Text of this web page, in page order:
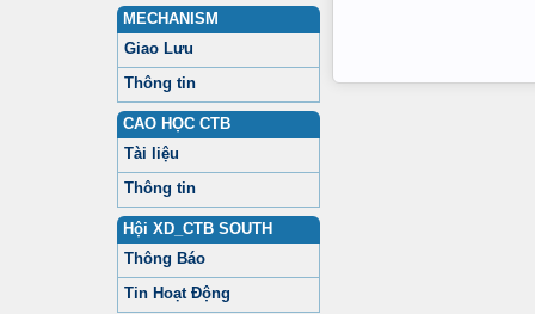
MECHANISM
Giao Lưu
Thông tin
CAO HỌC CTB
Tài liệu
Thông tin
Hội XD_CTB SOUTH
Thông Báo
Tin Hoạt Động